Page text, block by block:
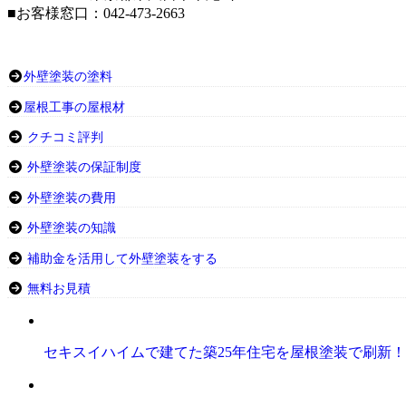
■お客様窓口：042-473-2663
外壁塗装の塗料
屋根工事の屋根材
クチコミ評判
外壁塗装の保証制度
外壁塗装の費用
外壁塗装の知識
補助金を活用して外壁塗装をする
無料お見積
セキスイハイムで建てた築25年住宅を屋根塗装で刷新